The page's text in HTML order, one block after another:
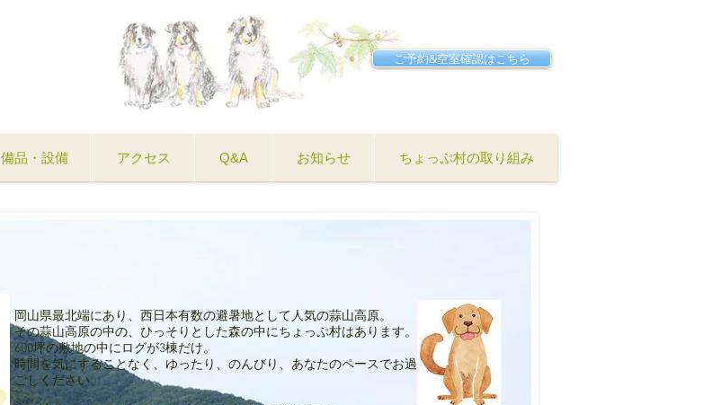
ご予約&空室確認はこちら
備品・設備 アクセス Q&A お知らせ ちょっぷ村の取り組み
岡山県最北端にあり、西日本有数の避暑地として人気の蒜山高原。
その蒜山高原の中の、ひっそりとした森の中にちょっぷ村はあります。
600坪の敷地の中にログが3棟だけ。
時間を気にすることなく、ゆったり、のんびり、あなたのペースでお過
ごしください。